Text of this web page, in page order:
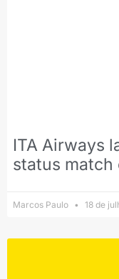
ITA Airways
status match
Marcos Paulo 18 de